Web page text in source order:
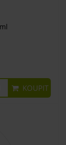
KOUPIT